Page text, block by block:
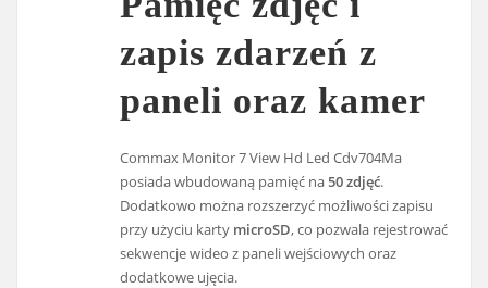
zapis zdarzeń z
paneli oraz kamer
Commax Monitor 7 View Hd Led Cdv704Ma
posiada wbudowaną pamięć na50 zdjęć.
Dodatkowo można rozszerzyć możliwości zapisu
przy użyciu karty microSD, co pozwala rejestrować
sekwencje wideo z paneli wejściowych oraz
dodatkowe ujęcia.